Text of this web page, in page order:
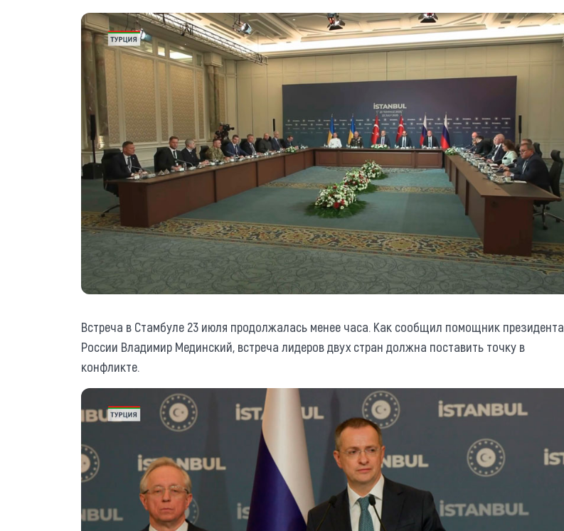
Встреча в Стамбуле 23 июля продолжалась менее часа. Как сообщил помощник президента
России Владимир Мединский, встреча лидеров двух стран должна поставить точку в
конфликте.